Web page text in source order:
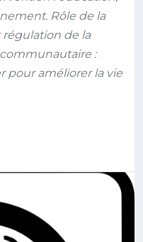
Rôle de la
de la
:
pour améliorer la vie